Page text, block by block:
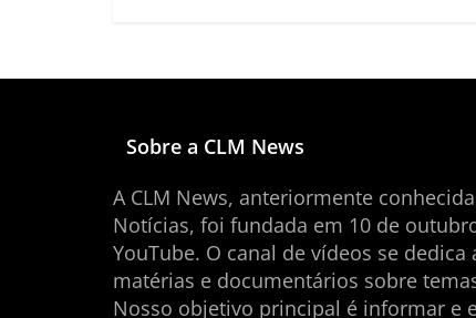
Sobre a CLM News
A CLM News, anteriormente
Notícias, foi fundada em 10 de
YouTube. O canal de vídeos se dedica
matérias e documentários sobre
Nosso objetivo principal é informar e